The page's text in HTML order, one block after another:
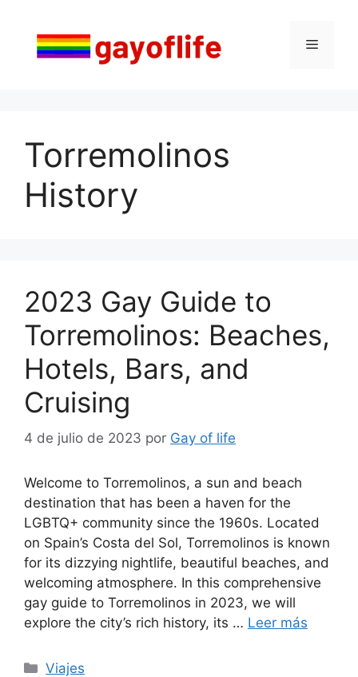
contenido
Menú
Torremolinos
History
2023 Gay Guide to
Torremolinos: Beaches,
Hotels, Bars, and
Cruising
4 de julio de 2023 por Gay of life
Welcome to Torremolinos, a sun and beach
destination that has been a haven for the
LGBTQ+ community since the 1960s. Located
on Spain’s Costa del Sol, Torremolinos is known
for its dizzying nightlife, beautiful beaches, and
welcoming atmosphere. In this comprehensive
gay guide to Torremolinos in 2023, we will
explore the city’s rich history, its … Leer más
Categorías
Viajes